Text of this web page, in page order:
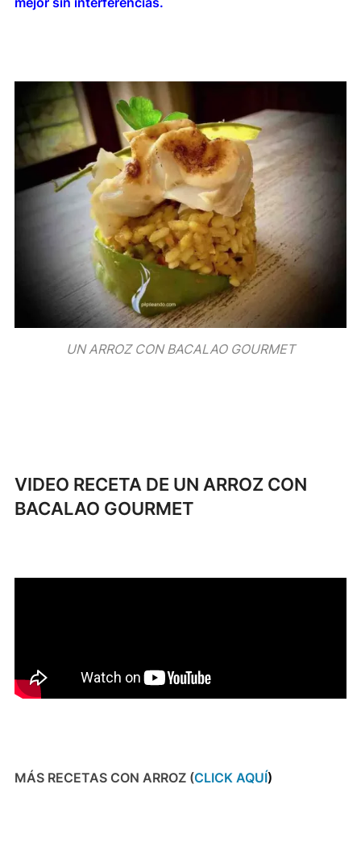
UN ARROZ CON BACALAO GOURMET
VIDEO RECETA DE UN ARROZ CON
BACALAO GOURMET
MÁS RECETAS CON ARROZ (CLICK AQUÍ)